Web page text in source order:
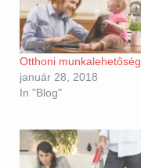
Otthoni munkalehetőség
január 28, 2018
In "Blog"